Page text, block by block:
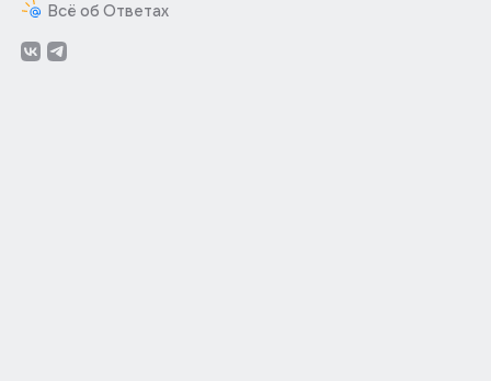
Всё об Ответах